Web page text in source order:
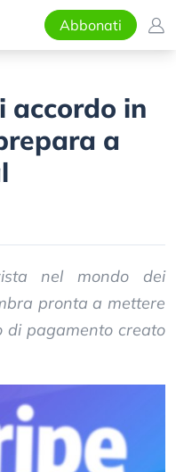
Abbonati
accordo in
a
nel mondo dei
pronta a mettere
di pagamento creato